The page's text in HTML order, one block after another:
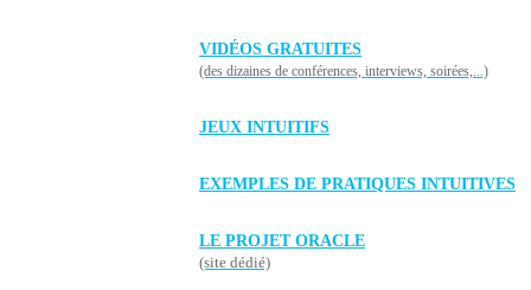
VIDÉOS GRATUITES
(des dizaines de conférences, interviews, soirées,...)
JEUX INTUITIFS
EXEMPLES DE PRATIQUES INTUITIVES
LE PROJET ORACLE
(site dédié)